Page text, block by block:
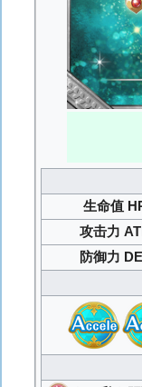
生命值
攻击力
防御力